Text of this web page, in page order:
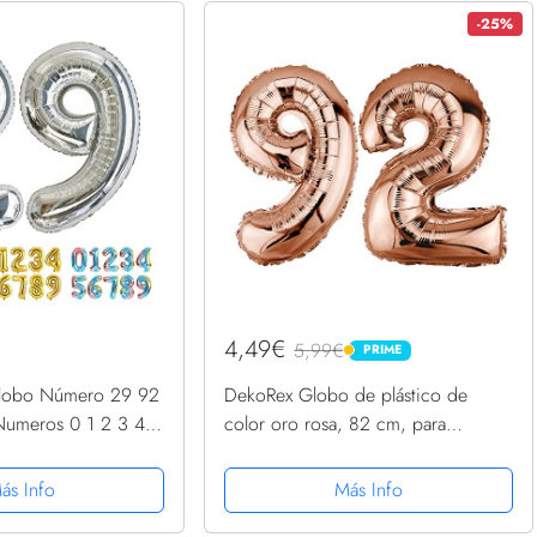
Número 29 92
0 1 2 3 4 5
Globos para
Globo...
Info
-25%
4,49€5,99€ PRIME
PRIME
DekoRex Globo de plástico de
color oro rosa, 82 cm, para
Más Info